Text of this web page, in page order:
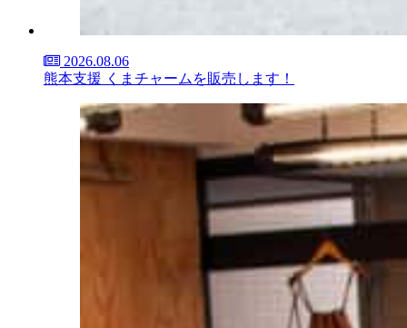
2026.08.06
熊本支援 くまチャームを販売します！